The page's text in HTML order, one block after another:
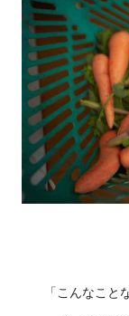
「こんなこと